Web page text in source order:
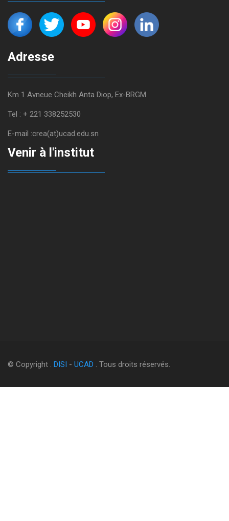
Adresse
Km 1 Avneue Cheikh Anta Diop, Ex-BRGM
Tel : + 221 338252530
E-mail :crea(at)ucad.edu.sn
Venir à l'institut
© Copyright . DISI - UCAD . Tous droits réservés.